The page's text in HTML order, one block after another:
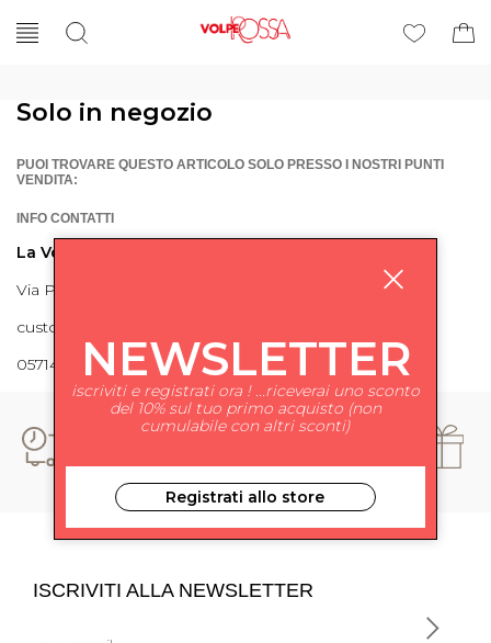
Solo in negozio
PUOI TROVARE QUESTO ARTICOLO SOLO PRESSO I NOSTRI PUNTI
VENDITA:
INFO CONTATTI
La Volpe Rossa
Via Piave 27 56024 Ponte a Egola
customercare@lavolperossa.it
0571498228
ISCRIVITI ALLA NEWSLETTER
NEWSLETTER
iscriviti e registrati ora ! ...riceverai uno sconto
del 10% sul tuo primo acquisto (non
cumulabile con altri sconti)
Registrati allo store